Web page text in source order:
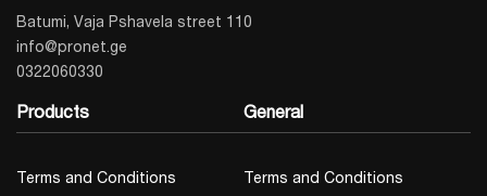
Batumi, Vaja Pshavela street 110
info@pronet.ge
0322060330
Products
Terms and Conditions
General
Terms and Conditions